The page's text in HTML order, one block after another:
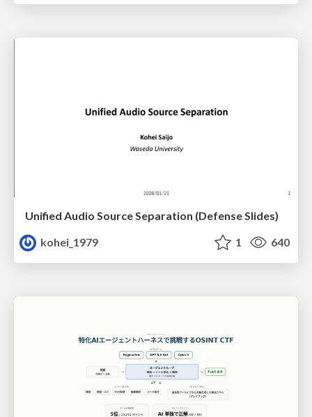
Unified Audio Source Separation (Defense Slides)
kohei_1979
1 640